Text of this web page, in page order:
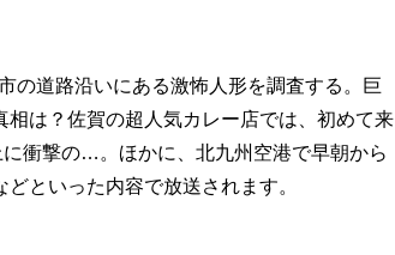
の道路沿いにある激怖人形を調査する。巨
は？佐賀の超人気カレー店では、初めて来
衝撃の…。ほかに、北九州空港で早朝から
といった内容で放送されます。